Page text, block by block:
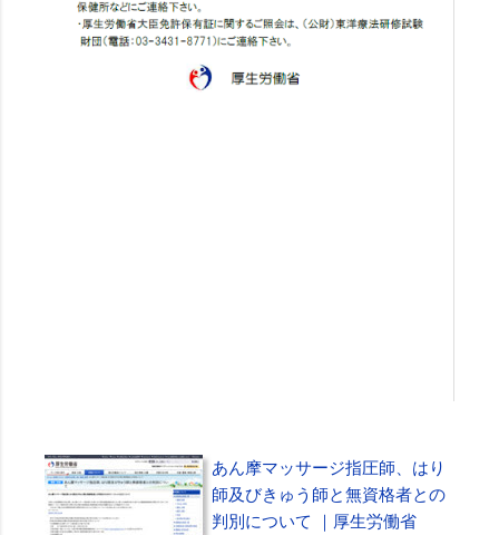
あん摩マッサージ指圧師、はり
師及びきゅう師と無資格者との
判別について ｜厚生労働省